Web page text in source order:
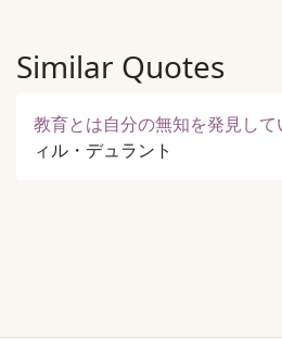
Similar Quotes
教育とは自分の無知を発見して
ィル・デュラント